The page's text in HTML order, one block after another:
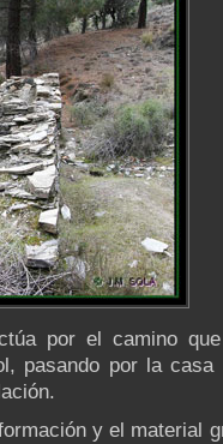
por el camino
pasando por la
y el material